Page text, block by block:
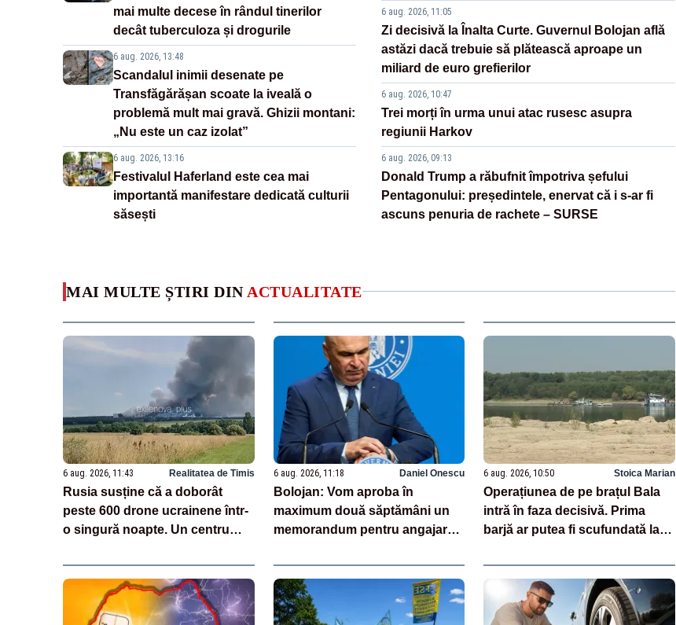
mai multe decese în rândul tinerilor
decât tuberculoza și drogurile
6 aug. 2026, 13:48
Scandalul inimii desenate pe
Transfăgărășan scoate la iveală o
problemă mult mai gravă. Ghizii montani:
„Nu este un caz izolat”
6 aug. 2026, 13:16
Festivalul Haferland este cea mai
importantă manifestare dedicată culturii
săsești
6 aug. 2026, 11:05
Zi decisivă la Înalta Curte. Guvernul Bolojan află
astăzi dacă trebuie să plătească aproape un
miliard de euro grefierilor
6 aug. 2026, 10:47
Trei morți în urma unui atac rusesc asupra
regiunii Harkov
6 aug. 2026, 09:13
Donald Trump a răbufnit împotriva șefului
Pentagonului: președintele, enervat că i s-ar fi
ascuns penuria de rachete – SURSE
MAI MULTE ȘTIRI DIN ACTUALITATE
6 aug. 2026, 11:43 Realitatea de Timis
Rusia susține că a doborât
peste 600 drone ucrainene într-
o singură noapte. Un centru
VIDEO
6 aug. 2026, 11:18 Daniel Onescu
Bolojan: Vom aproba în
maximum două săptămâni un
memorandum pentru angajarea
inaugurate
6 aug. 2026, 10:50 Stoica Marian
Operațiunea de pe brațul Bala
intră în faza decisivă. Prima
barjă ar putea fi scufundată la